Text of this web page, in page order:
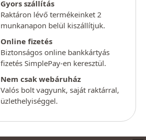
Gyors szállítás
Raktáron lévő termékeinket 2
munkanapon belül kiszállítjuk.
Online fizetés
Biztonságos online bankkártyás
fizetés SimplePay-en keresztül.
Nem csak webáruház
Valós bolt vagyunk, saját raktárral,
üzlethelyiséggel.